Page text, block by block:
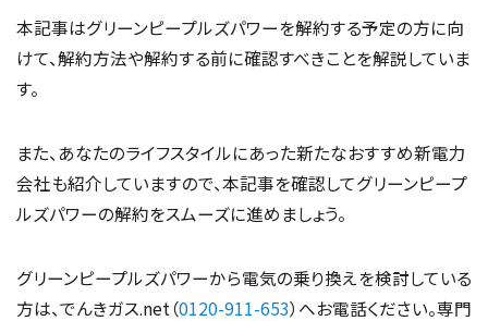
本記事はグリーンピープルズパワーを解約する予定の方に向
けて、解約方法や解約する前に確認すべきことを解説していま
す。
また、あなたのライフスタイルにあった新たなおすすめ新電力
会社も紹介していますので、本記事を確認してグリーンピープ
ルズパワーの解約をスムーズに進めましょう。
グリーンピープルズパワーから電気の乗り換えを検討している
方は、でんきガス.net（0120-911-653）へお電話ください。専門